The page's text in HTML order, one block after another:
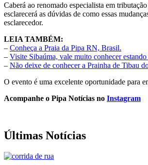
Caberá ao renomado especialista em
esclarecerá as dúvidas de como essas
esclarecedor.
LEIA TAMBÉM:
– Conheça a Praia da Pipa RN, Brasil.
– Visite Sibaúma, vale muito conhecer
– Não deixe de conhecer a Prainha de Tibau
O evento é uma excelente oportunidade para
Acompanhe o Pipa Notícias no Instagram
Últimas Notícias